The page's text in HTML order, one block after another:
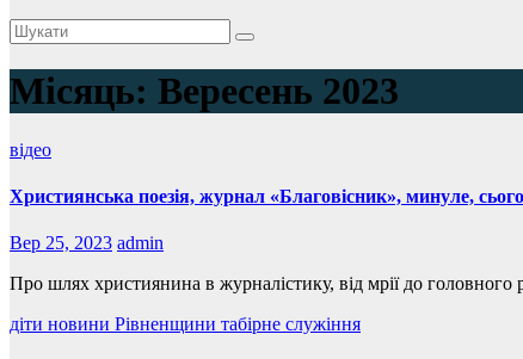
Місяць: Вересень 2023
відео
Християнська поезія, журнал «Благовісник», минуле,
Вер 25, 2023 admin
Про шлях християнина в журналістику, від мрії до
діти новини Рівненщини табірне служіння